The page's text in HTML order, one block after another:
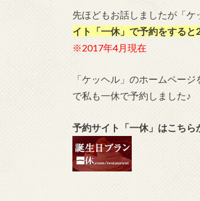
先ほどもお話しましたが「ケ
イト「一休」で予約をする
※2017年4月現在
「ケッヘル」のホームペー
で私も一休で予約しました♪
予約サイト「一休」はこちら